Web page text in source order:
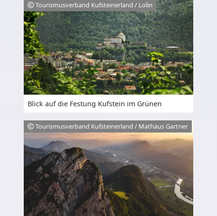
Tourismusverband Kufsteinerland / Lolin
Blick auf die Festung Kufstein im Grünen
Tourismusverband Kufsteinerland / Mathäus Gartner